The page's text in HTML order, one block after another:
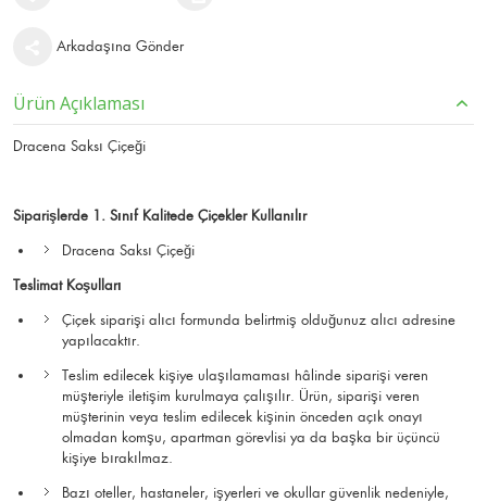
Arkadaşına Gönder
Ürün Açıklaması
Dracena Saksı Çiçeği
Siparişlerde 1. Sınıf Kalitede Çiçekler Kullanılır
Dracena Saksı Çiçeği
Teslimat Koşulları
Çiçek siparişi alıcı formunda belirtmiş olduğunuz alıcı adresine
yapılacaktır.
Teslim edilecek kişiye ulaşılamaması hâlinde siparişi veren
müşteriyle iletişim kurulmaya çalışılır. Ürün, siparişi veren
müşterinin veya teslim edilecek kişinin önceden açık onayı
olmadan komşu, apartman görevlisi ya da başka bir üçüncü
kişiye bırakılmaz.
Bazı oteller, hastaneler, işyerleri ve okullar güvenlik nedeniyle,